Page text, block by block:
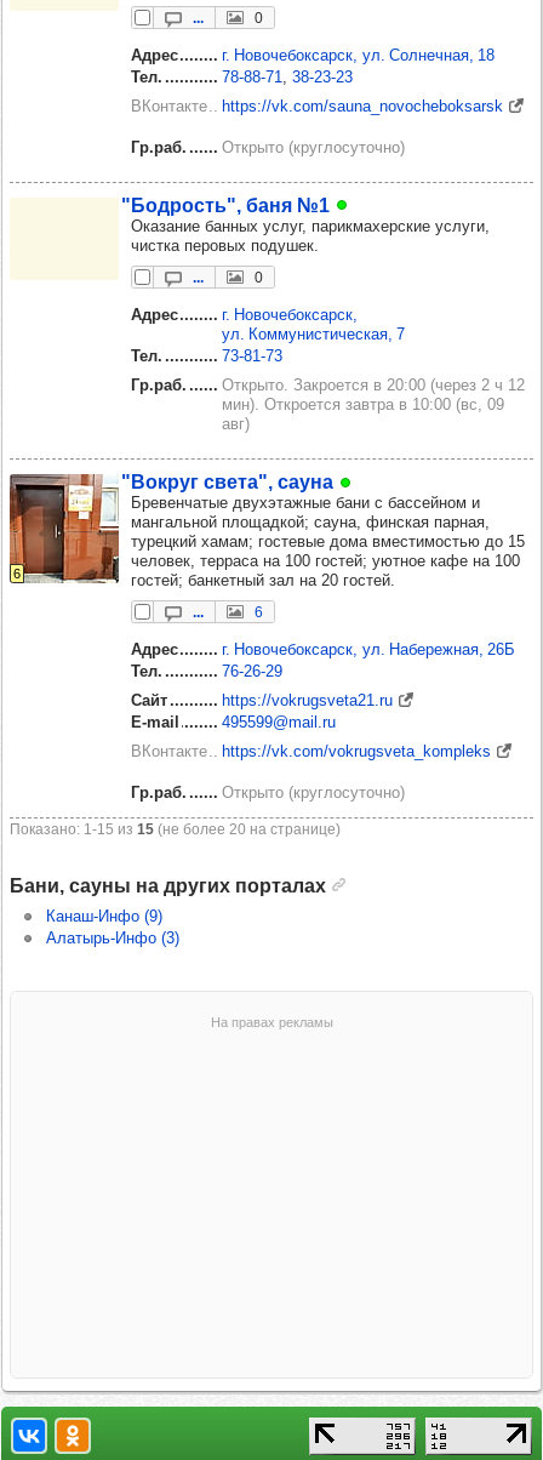
... 0
Адрес
г. Новочебоксарск, ул. Солнечная, 18
Тел.
78‑88‑71
38‑23‑23
ВКонтакте
https://vk.com/sauna_novocheboksarsk
Гр.раб. Открыто (круглосуточно)
"Бод­рость", баня №1
Оказание банных услуг, парикмахерские услуги,
чистка перовых подушек.
... 0
Адрес
г. Новочебоксарск,
ул. Коммунистическая, 7
Тел.
73‑81‑73
Гр.раб.
Открыто. Закроется в 20:00 (через 2 ч 12
мин). Откроется завтра в 10:00 (вс, 09
авг)
6
"Вок­руг света", сауна
Бревенчатые двухэтажные бани с бассейном и
мангальной площадкой; сауна, финская парная,
турецкий хамам; гостевые дома вместимостью до 15
человек, терраса на 100 гостей; уютное кафе на 100
гостей; банкетный зал на 20 гостей.
... 6
Адрес
г. Новочебоксарск, ул. Набережная, 26Б
Тел.
76‑26‑29
Сайт
https://vokrugsveta21.ru
E-mail
495599@mail.ru
ВКонтакте
https://vk.com/vokrugsveta_kompleks
Гр.раб. Открыто (круглосуточно)
Показано: 1‑15 из 15 (не более 20 на странице)
Бани, сауны на других порталах
Канаш-Инфо (9)
Алатырь-Инфо (3)